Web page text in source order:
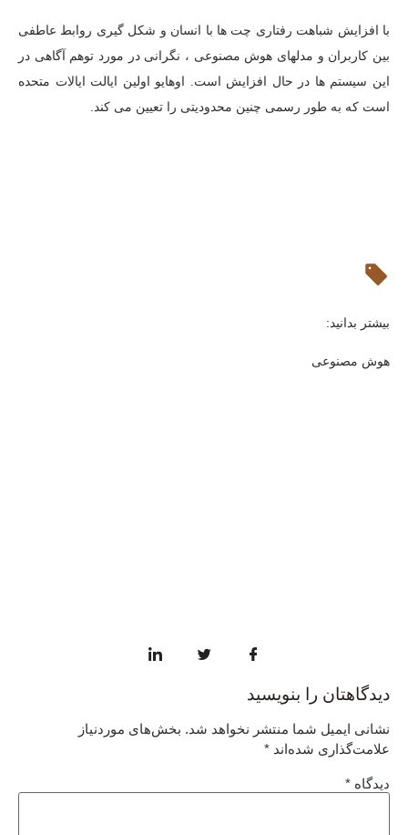
با افزایش شباهت رفتاری چت ها با انسان و شکل گیری روابط عاطفی
بین کاربران و مدلهای هوش مصنوعی ، نگرانی در مورد توهم آگاهی در
این سیستم ها در حال افزایش است. اوهایو اولین ایالت ایالات متحده
است که به طور رسمی چنین محدودیتی را تعیین می کند.
بیشتر بدانید:
هوش مصنوعی
دیدگاهتان را بنویسید
نشانی ایمیل شما منتشر نخواهد شد. بخش‌های موردنیاز
علامت‌گذاری شده‌اند *
دیدگاه *